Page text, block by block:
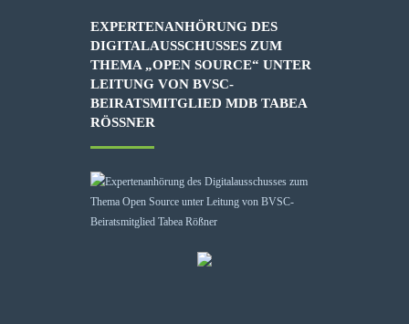
EXPERTENANHÖRUNG DES
DIGITALAUSSCHUSSES ZUM
THEMA „OPEN SOURCE“ UNTER
LEITUNG VON BVSC-
BEIRATSMITGLIED MDB TABEA
RÖSSNER